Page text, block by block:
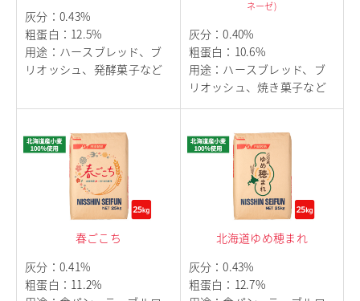
灰分 ： 0.43%
粗蛋白 ： 12.5%
用途 ： ハースブレッド、ブ
リオッシュ、発酵菓子など
ネーゼ)
灰分 ：0.40%
粗蛋白 ： 10.6%
用途 ： ハースブレッド、ブ
リオッシュ、焼き菓子など
春ごこち
灰分 ： 0.41%
粗蛋白 ： 11.2%
北海道ゆめ穂まれ
灰分 ：0.43%
粗蛋白 ： 12.7%